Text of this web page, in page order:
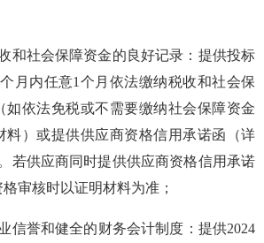
和社会保障资金的良好记录：提供投标
个月内任意1 个月依法缴纳税收和社会保
如依法免税或不需要缴纳社会保障资金
料）或提供供应商资格信用承诺函（详
若供应商同时提供供应商资格信用承诺
审核时以证明材料为准；
信誉和健全的财务会计制度：提供2024